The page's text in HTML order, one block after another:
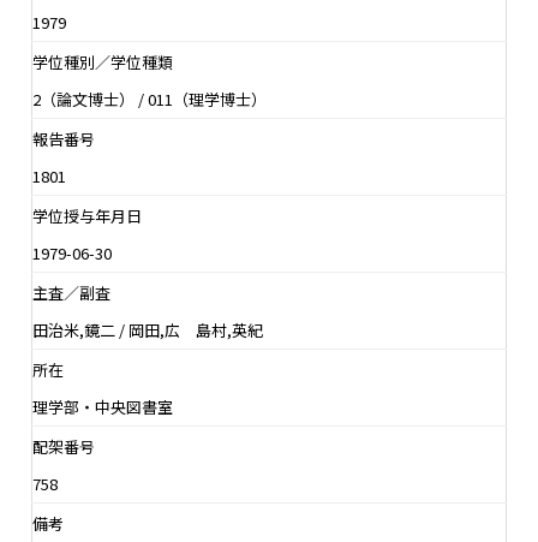
1979
学位種別／学位種類
2（論文博士） / 011（理学博士）
報告番号
1801
学位授与年月日
1979-06-30
主査／副査
田治米,鏡二 / 岡田,広 島村,英紀
所在
理学部・中央図書室
配架番号
758
備考